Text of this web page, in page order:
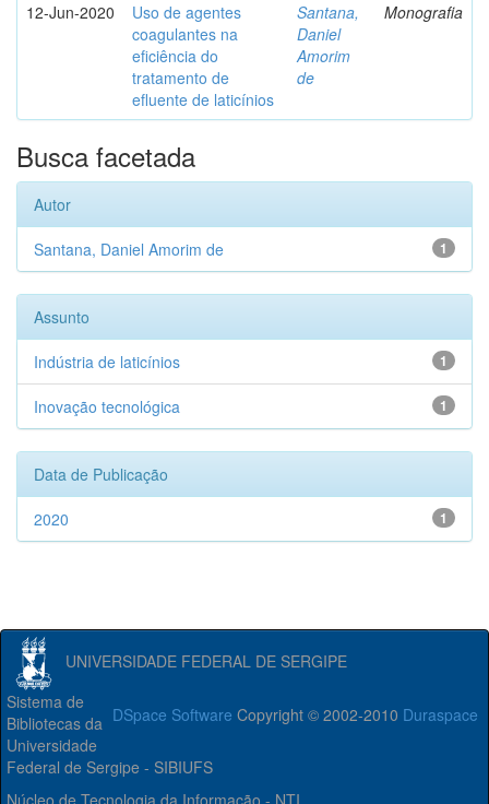
12-Jun-2020
Uso de agentes
coagulantes na
eficiência do
tratamento de
efluente de laticínios
Santana,
Daniel
Amorim
de
Monografia
Busca facetada
Autor
1
Santana, Daniel Amorim de
Assunto
1
Indústria de laticínios
1
Inovação tecnológica
Data de Publicação
1
2020
UNIVERSIDADE FEDERAL DE SERGIPE
DSpace Software Copyright © 2002-2010 Duraspace
Sistema de
Bibliotecas da
Universidade
Federal de Sergipe - SIBIUFS
Núcleo de Tecnologia da Informação - NTI